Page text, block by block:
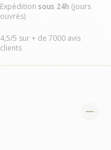
Expédition sous 24h (jours
ouvrés)
4,5/5 sur + de 7000 avis
clients